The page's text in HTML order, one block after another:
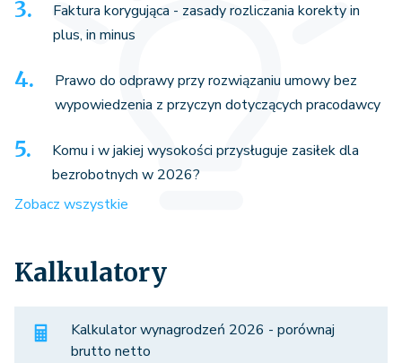
Faktura korygująca - zasady rozliczania korekty in
plus, in minus
Prawo do odprawy przy rozwiązaniu umowy bez
wypowiedzenia z przyczyn dotyczących pracodawcy
Komu i w jakiej wysokości przysługuje zasiłek dla
bezrobotnych w 2026?
Zobacz wszystkie
Kalkulatory
Kalkulator wynagrodzeń 2026 - porównaj
brutto netto